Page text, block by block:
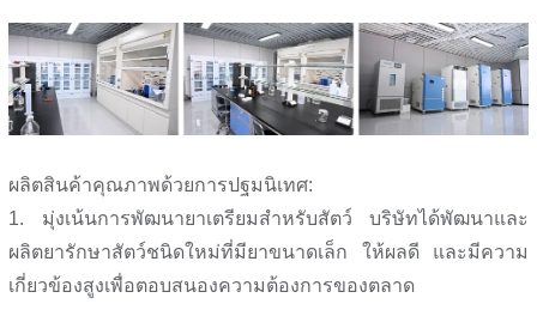
ผลิตสินค้าคุณภาพด้วยการปฐมนิเทศ:
1. มุ่งเน้นการพัฒนายาเตรียมสำหรับสัตว์ บริษัทได้พัฒนาและ
ผลิตยารักษาสัตว์ชนิดใหม่ที่มียาขนาดเล็ก ให้ผลดี และมีความ
เกี่ยวข้องสูงเพื่อตอบสนองความต้องการของตลาด